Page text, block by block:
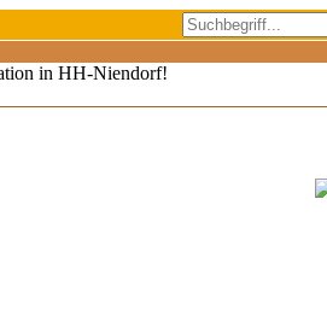
in HH-Niendorf!